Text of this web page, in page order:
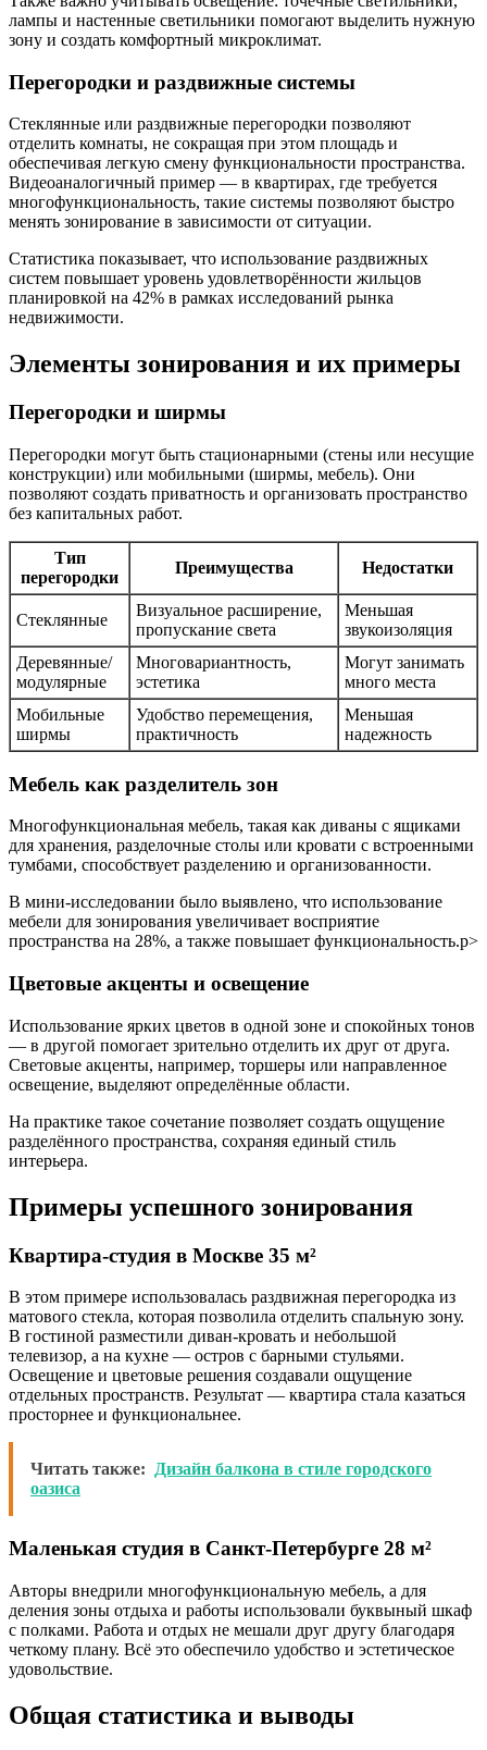
лампы и настенные светильники помогают выделить нужную
зону и создать комфортный микроклимат.
Перегородки и раздвижные системы
Стеклянные или раздвижные перегородки позволяют
отделить комнаты, не сокращая при этом площадь и
обеспечивая легкую смену функциональности пространства.
Видеоаналогичный пример — в квартирах, где требуется
многофункциональность, такие системы позволяют быстро
менять зонирование в зависимости от ситуации.
Статистика показывает, что использование раздвижных
систем повышает уровень удовлетворённости жильцов
планировкой на 42% в рамках исследований рынка
недвижимости.
Элементы зонирования и их примеры
Перегородки и ширмы
Перегородки могут быть стационарными (стены или несущие
конструкции) или мобильными (ширмы, мебель). Они
позволяют создать приватность и организовать пространство
без капитальных работ.
Тип
перегородки
Преимущества Недостатки
Стеклянные
Визуальное расширение,
пропускание света
Меньшая
звукоизоляция
Деревянные/
модулярные
Многовариантность,
эстетика
Могут занимать
много места
Мобильные
ширмы
Удобство перемещения,
практичность
Меньшая
надежность
Мебель как разделитель зон
Многофункциональная мебель, такая как диваны с ящиками
для хранения, разделочные столы или кровати с встроенными
тумбами, способствует разделению и организованности.
В мини-исследовании было выявлено, что использование
мебели для зонирования увеличивает восприятие
пространства на 28%, а также повышает функциональность.p>
Цветовые акценты и освещение
Использование ярких цветов в одной зоне и спокойных тонов
— в другой помогает зрительно отделить их друг от друга.
Световые акценты, например, торшеры или направленное
освещение, выделяют определённые области.
На практике такое сочетание позволяет создать ощущение
разделённого пространства, сохраняя единый стиль
интерьера.
Примеры успешного зонирования
Квартира-студия в Москве 35 м²
В этом примере использовалась раздвижная перегородка из
матового стекла, которая позволила отделить спальную зону.
В гостиной разместили диван-кровать и небольшой
телевизор, а на кухне — остров с барными стульями.
Освещение и цветовые решения создавали ощущение
отдельных пространств. Результат — квартира стала казаться
просторнее и функциональнее.
Читать также:
Дизайн балкона в стиле городского
оазиса
Маленькая студия в Санкт-Петербурге 28 м²
Авторы внедрили многофункциональную мебель, а для
деления зоны отдыха и работы использовали буквыный шкаф
с полками. Работа и отдых не мешали друг другу благодаря
четкому плану. Всё это обеспечило удобство и эстетическое
удовольствие.
Общая статистика и выводы